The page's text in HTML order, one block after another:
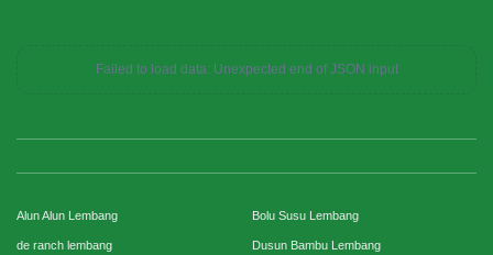
Failed to load data: Unexpected end of JSON input
Alun Alun Lembang Bolu Susu Lembang
de ranch lembang Dusun Bambu Lembang